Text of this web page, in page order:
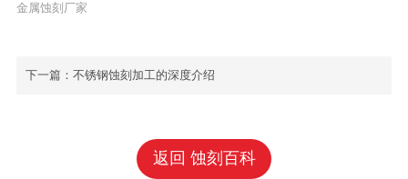
金属蚀刻厂家
下一篇：不锈钢蚀刻加工的深度介绍
返回 蚀刻百科